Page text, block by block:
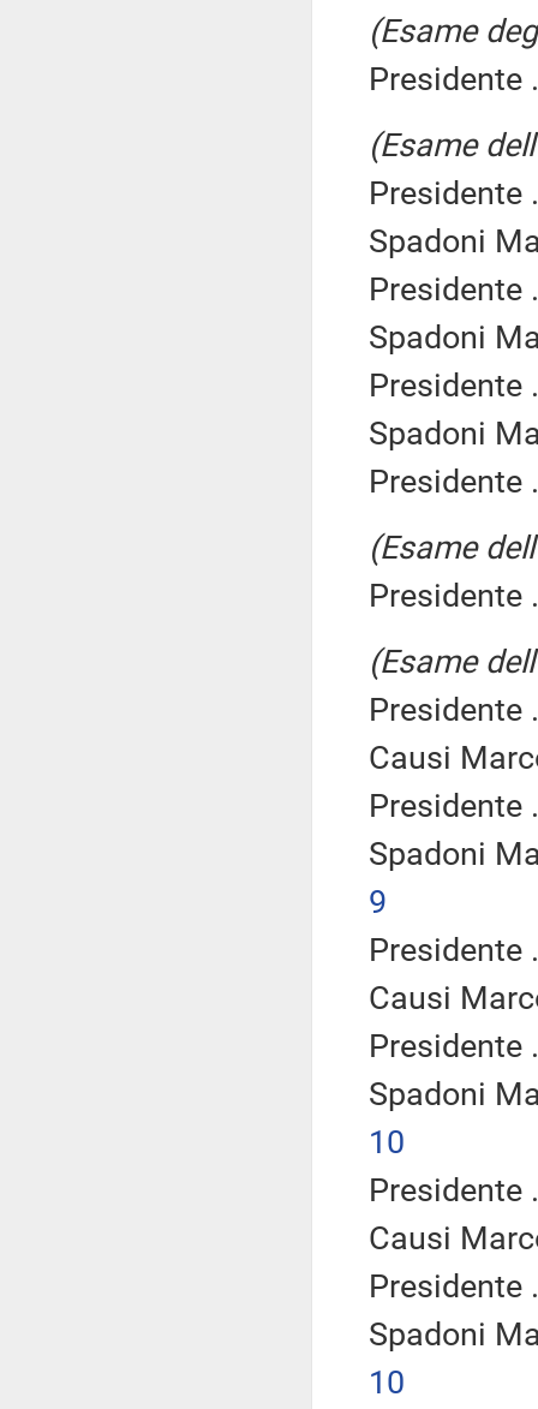
(Esame
Presidente
(Esame
Presidente
Spadoni
Presidente
Spadoni
Presidente
Spadoni
Presidente
(Esame
Presidente
(Esame
Presidente
Causi
Presidente
Spadoni
9
Presidente
Causi
Presidente
Spadoni
10
Presidente
Causi
Presidente
Spadoni
10